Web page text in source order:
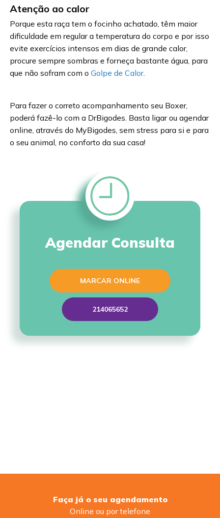
Atenção ao calor
Porque esta raça tem o focinho achatado, têm maior
dificuldade em regular a temperatura do corpo e por isso
evite exercícios intensos em dias de grande calor,
procure sempre sombras e forneça bastante água, para
que não sofram com o Golpe de Calor.
Para fazer o correto acompanhamento seu Boxer,
poderá fazê-lo com a DrBigodes. Basta ligar ou agendar
online, através do MyBigodes, sem stress para si e para
o seu animal, no conforto da sua casa!
Agendar Consulta
MARCAR ONLINE
214065652
Faça já o seu agendamento
Online ou por telefone